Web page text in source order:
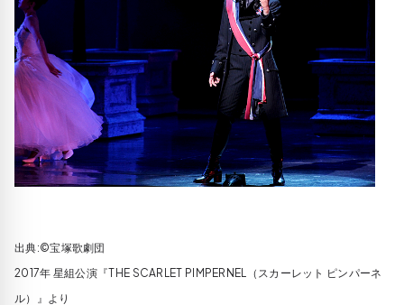
出典:©宝塚歌劇団
2017年 星組公演『THE SCARLET PIMPERNEL（スカーレット ピンパーネ
ル）』より